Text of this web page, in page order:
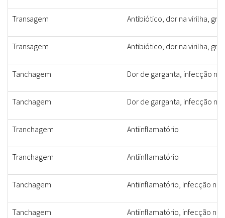
Transagem Antibiótico, dor na virilha,
Transagem Antibiótico, dor na virilha,
Tanchagem Dor de garganta, infecção no
Tanchagem Dor de garganta, infecção no
Tranchagem Antiinflamatório
Tranchagem Antiinflamatório
Tanchagem Antiinflamatório, infecção no
Tanchagem Antiinflamatório, infecção no